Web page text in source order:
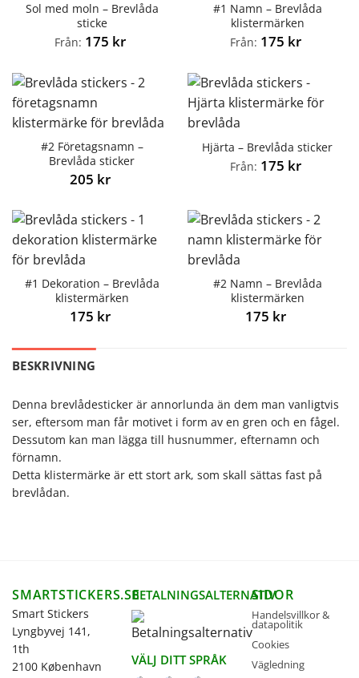
Sol med moln – Brevlåda
sticke
Från: 175 kr
#1 Namn – Brevlåda
klistermärken
Från: 175 kr
#2 Företagsnamn –
Brevlåda sticker
205 kr
Hjärta – Brevlåda sticker
Från: 175 kr
#1 Dekoration – Brevlåda
klistermärken
175 kr
#2 Namn – Brevlåda
klistermärken
175 kr
BESKRIVNING
Denna brevlådesticker är annorlunda än dem man vanligtvis
ser, eftersom man får motivet i form av en gren och en fågel.
Dessutom kan man lägga till husnummer, efternamn och
förnamn.
Detta klistermärke är ett stort ark, som skall sättas fast på
brevlådan.
SMARTSTICKERS.SE
Smart Stickers
Lyngbyvej 141,
1th
2100 København
BETALNINGSALTERNATIV
VÄLJ DITT SPRÅK
SIDOR
Handelsvillkor &
datapolitik
Cookies
Vägledning